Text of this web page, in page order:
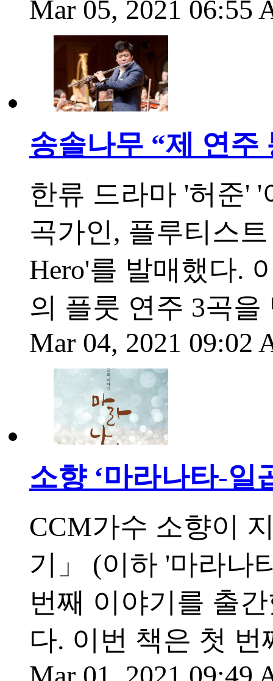
Mar 05, 2021 06:55
송솔나무 “제 연주
한류 드라마 '허준'
곡가인, 플루티스
Hero'를 발매했다.
의 플룻 연주 3곡
Mar 04, 2021 09:02
소향 ‘마라나타-일
CCM가수 소향이
기」 (이하 '마라나
번째 이야기를 출
다. 이번 책은 첫